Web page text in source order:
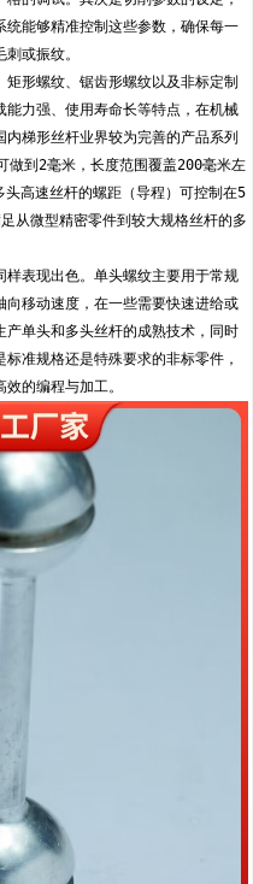
能够精准控制这些参数，确保每一
或振纹。
形螺纹、锯齿形螺纹以及非标定制
力强、使用寿命长等特点，在机械
梯形丝杆业界较为完善的产品系列
做到2毫米，长度范围覆盖200毫米左
高速丝杆的螺距（导程）可控制在5
从微型精密零件到较大规格丝杆的多
表现出色。单头螺纹主要用于常规
移动速度，在一些需要快速进给或
单头和多头丝杆的成熟技术，同时
准规格还是特殊要求的非标零件，
的编程与加工。